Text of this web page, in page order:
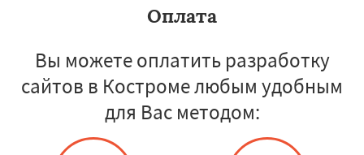
Оплата
Вы можете оплатить разработку
сайтов в Костроме любым удобным
для Вас методом: